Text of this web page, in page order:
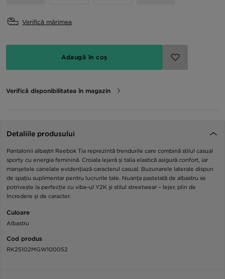
Verifică mărimea
Adaugă în coș
Verifică disponibilitatea în magazin
Detaliile produsului
Pantalonii albaștri Reebok Tia reprezintă trendurile care combină stilul casual
sporty cu energia feminină. Croiala lejeră și talia elastică asigură confort, iar
manșetele canelate evidențiază caracterul casual. Buzunarele laterale dispun
de spațiu suplimentar pentru lucrurile tale. Nuanța pastelată de albastru se
potrivește la perfecție cu vibe-ul Y2K și stilul streetwear – lejer, plin de
încredere și de caracter.
Culoare
Albastru
Cod produs
RK25102MGW100052